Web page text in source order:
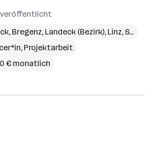
veröffentlicht
, Bregenz, Landeck (Bezirk), Linz, St. Pölten
Projektarbeit
€ monatlich